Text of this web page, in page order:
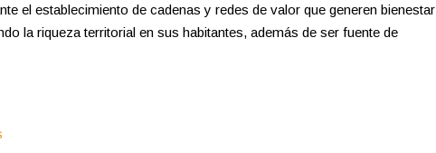
el establecimiento de cadenas y redes de valor que generen bienestar
la riqueza territorial en sus habitantes, además de ser fuente de